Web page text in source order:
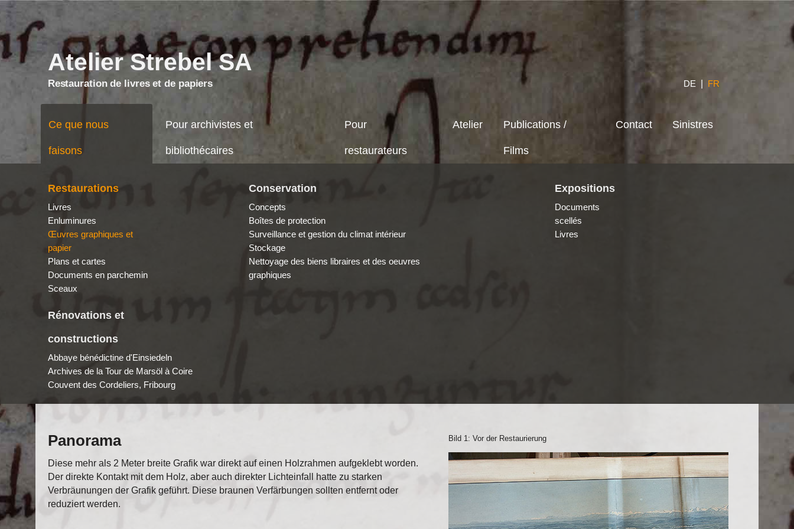
Atelier Strebel SA
Restauration de livres et de papiers DE FR
Ce que nous
faisons
Pour archivistes et
bibliothécaires
Pour
restaurateurs
Atelier Publications /
Films
Contact Sinistres
Restaurations
Livres
Enluminures
Œuvres graphiques et
papier
Plans et cartes
Documents en parchemin
Sceaux
Conservation
Concepts
Boîtes de protection
Surveillance et gestion du climat intérieur
Stockage
Nettoyage des biens libraires et des oeuvres
graphiques
Expositions
Documents
scellés
Livres
Rénovations et
constructions
Abbaye bénédictine d'Einsiedeln
Archives de la Tour de Marsöl à Coire
Couvent des Cordeliers, Fribourg
Bild 1: Vor der Restaurierung
Panorama
Diese mehr als 2 Meter breite Grafik war direkt auf einen Holzrahmen aufgeklebt worden.
Der direkte Kontakt mit dem Holz, aber auch direkter Lichteinfall hatte zu starken
Verbräunungen der Grafik geführt. Diese braunen Verfärbungen sollten entfernt oder
reduziert werden.
?>